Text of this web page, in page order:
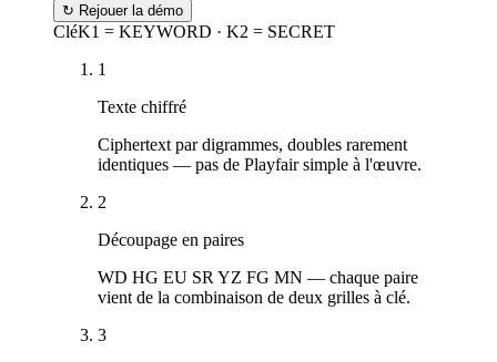
↻ Rejouer la démo
CléK1 = KEYWORD · K2 = SECRET
1
Texte chiffré
Ciphertext par digrammes, doubles rarement
identiques — pas de Playfair simple à l'œuvre.
2
Découpage en paires
WD HG EU SR YZ FG MN — chaque paire
vient de la combinaison de deux grilles à clé.
3